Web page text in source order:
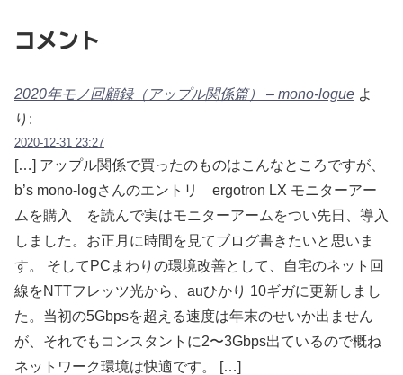
コメント
2020年モノ回顧録（アップル関係篇） – mono-logue よ
り:
2020-12-31 23:27
[…] アップル関係で買ったのものはこんなところですが、
b’s mono-logさんのエントリ ergotron LX モニターアー
ムを購入 を読んで実はモニターアームをつい先日、導入
しました。お正月に時間を見てブログ書きたいと思いま
す。 そしてPCまわりの環境改善として、自宅のネット回
線をNTTフレッツ光から、auひかり 10ギガに更新しまし
た。当初の5Gbpsを超える速度は年末のせいか出ません
が、それでもコンスタントに2〜3Gbps出ているので概ね
ネットワーク環境は快適です。 […]